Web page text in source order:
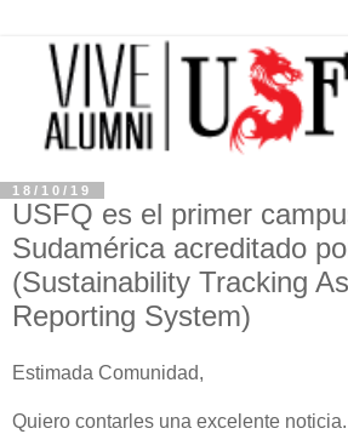
18/10/19
USFQ es el primer
Sudamérica acreditado
(Sustainability Tracking
Reporting System)
Estimada Comunidad,
Quiero contarles una excelente